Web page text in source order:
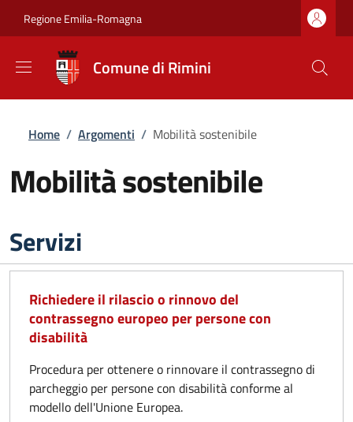
Regione Emilia-Romagna
Comune di Rimini
Briciole di pane
Home / Argomenti / Mobilità sostenibile
Mobilità sostenibile
Servizi
Richiedere il rilascio o rinnovo del
contrassegno europeo per persone con
disabilità
Procedura per ottenere o rinnovare il contrassegno di
parcheggio per persone con disabilità conforme al
modello dell'Unione Europea.